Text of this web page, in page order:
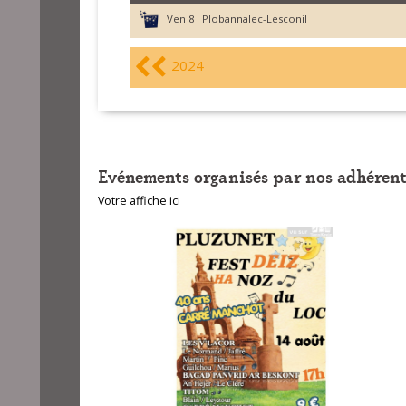
Ven 8 : Plobannalec-Lesconil
2024
Evénements organisés par nos
Votre affiche ici